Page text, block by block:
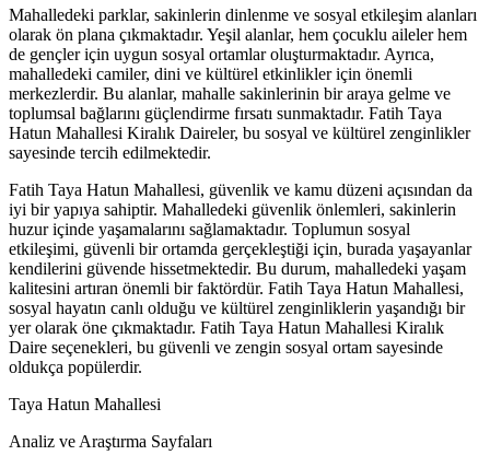
Mahalledeki parklar, sakinlerin dinlenme ve sosyal etkileşim alanları
olarak ön plana çıkmaktadır. Yeşil alanlar, hem çocuklu aileler hem
de gençler için uygun sosyal ortamlar oluşturmaktadır. Ayrıca,
mahalledeki camiler, dini ve kültürel etkinlikler için önemli
merkezlerdir. Bu alanlar, mahalle sakinlerinin bir araya gelme ve
toplumsal bağlarını güçlendirme fırsatı sunmaktadır. Fatih Taya
Hatun Mahallesi Kiralık Daireler, bu sosyal ve kültürel zenginlikler
sayesinde tercih edilmektedir.
Fatih Taya Hatun Mahallesi, güvenlik ve kamu düzeni açısından da
iyi bir yapıya sahiptir. Mahalledeki güvenlik önlemleri, sakinlerin
huzur içinde yaşamalarını sağlamaktadır. Toplumun sosyal
etkileşimi, güvenli bir ortamda gerçekleştiği için, burada yaşayanlar
kendilerini güvende hissetmektedir. Bu durum, mahalledeki yaşam
kalitesini artıran önemli bir faktördür. Fatih Taya Hatun Mahallesi,
sosyal hayatın canlı olduğu ve kültürel zenginliklerin yaşandığı bir
yer olarak öne çıkmaktadır. Fatih Taya Hatun Mahallesi Kiralık
Daire seçenekleri, bu güvenli ve zengin sosyal ortam sayesinde
oldukça popülerdir.
Taya Hatun Mahallesi
Analiz ve Araştırma Sayfaları